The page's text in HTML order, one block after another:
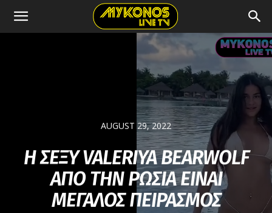
AUGUST 29, 2022
Η ΣΕΞΥ VALERIYA BEARWOLF
ΑΠΟ ΤΗΝ ΡΩΣΙΑ ΕΙΝΑΙ
ΜΕΓΑΛΟΣ ΠΕΙΡΑΣΜΟΣ